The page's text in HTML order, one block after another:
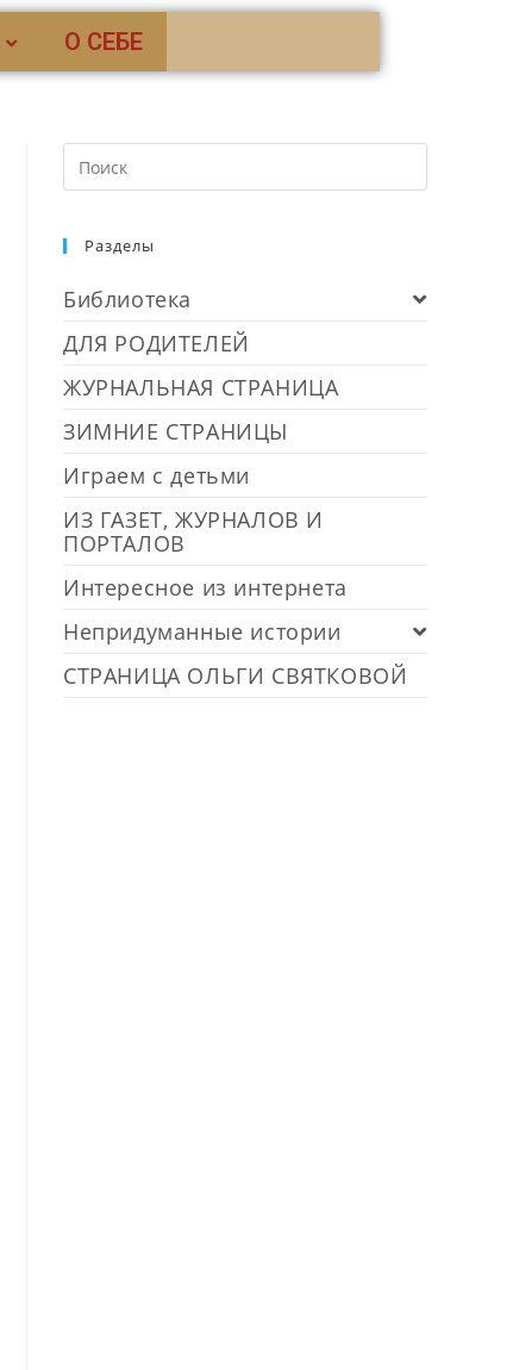
О СЕБЕ
Разделы
Библиотека
ДЛЯ РОДИТЕЛЕЙ
ЖУРНАЛЬНАЯ СТРАНИЦА
ЗИМНИЕ СТРАНИЦЫ
Играем с детьми
ИЗ ГАЗЕТ, ЖУРНАЛОВ И
ПОРТАЛОВ
Интересное из интернета
Непридуманные истории
СТРАНИЦА ОЛЬГИ СВЯТКОВОЙ